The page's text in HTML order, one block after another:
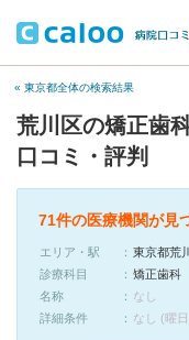
« 東京都全体の検索結果
荒川区の矯正歯
口コミ・評判
71件の医療機関が見
エリア・駅
東京都荒
診療科目
矯正歯科
名称
なし
詳細条件
なし (曜